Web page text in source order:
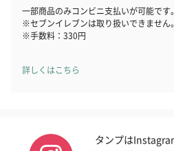
一部商品のみコンビニ支払いが可能です。
※セブンイレブンは取り扱いできません。
※手数料：330円
詳しくはこちら
タンプは